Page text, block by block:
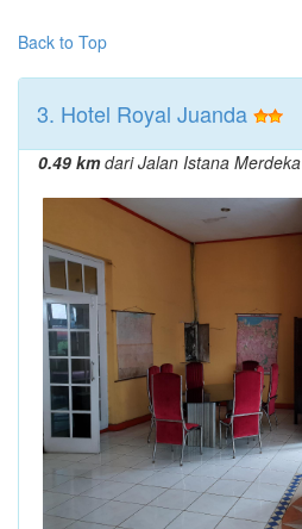
Back to Top
3. Hotel Royal Juanda
0.49 kmdari Jalan Istana Merdeka